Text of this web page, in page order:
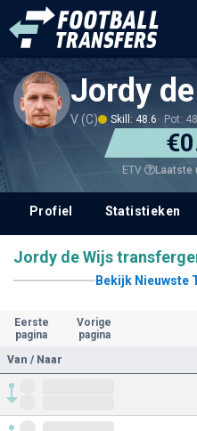
Jordy
V (C) Skill: 48.6 Pot:
ETV Laatste
Profiel Statistieken
Jordy de Wijs
Bekijk Nieuwste
Eerste
pagina
Vorige
pagina
Van / Naar